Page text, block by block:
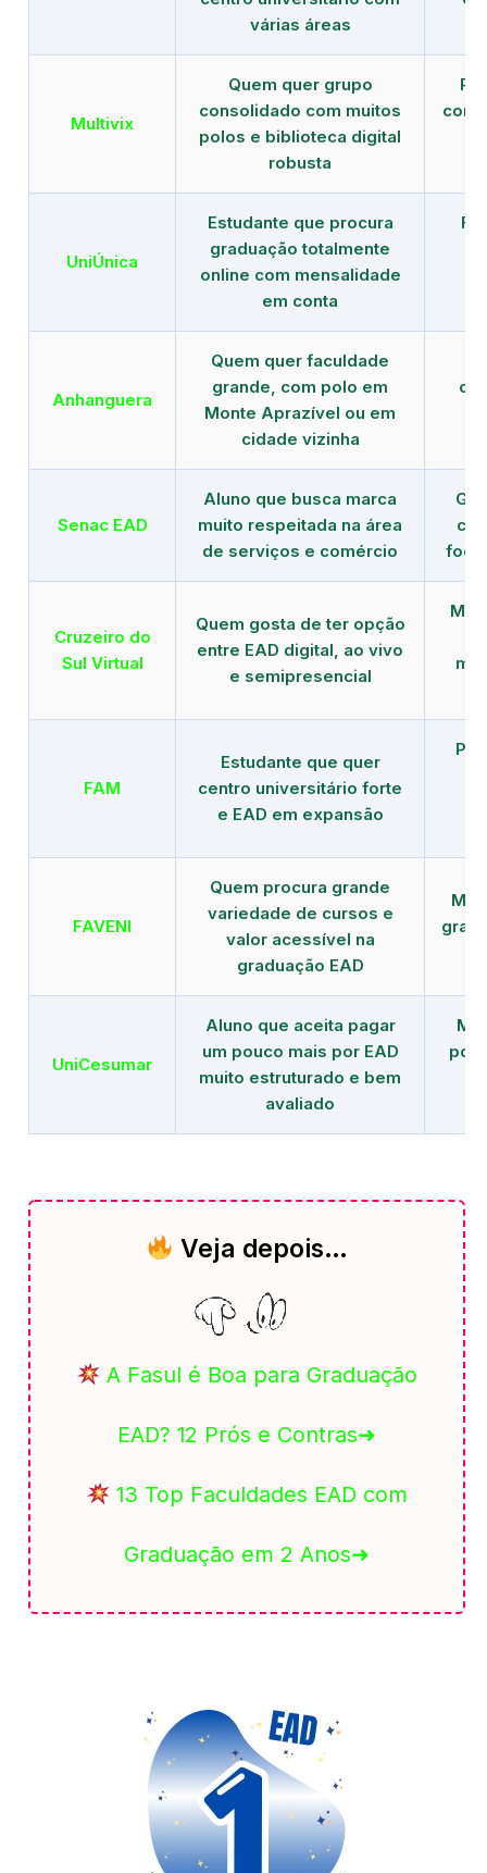
várias áreas
Multivix
Quem quer grupo
consolidado com muitos
polos e biblioteca digital
robusta
com
UniÚnica
Estudante que procura
graduação totalmente
online com mensalidade
em conta
Anhanguera
Quem quer faculdade
grande, com polo em
Monte Aprazível ou em
cidade vizinha
Senac EAD
Aluno que busca marca
muito respeitada na área
de serviços e comércio
foco
Cruzeiro do
Sul Virtual
Quem gosta de ter opção
entre EAD digital, ao vivo
e semipresencial
FAM
Estudante que quer
centro universitário forte
e EAD em expansão
FAVENI
Quem procura grande
variedade de cursos e
valor acessível na
graduação EAD
UniCesumar
Aluno que aceita pagar
um pouco mais por EAD
muito estruturado e bem
avaliado
Veja depois…
A Fasul é Boa para Graduação
EAD? 12 Prós e Contras➜
13 Top Faculdades EAD com
Graduação em 2 Anos➜